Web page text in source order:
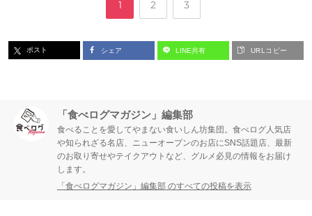
ペ
ジ
1 ペ
ジ
2 ペ
ジ
3
ポスト シェア LINE共有 URLコピー
「食べログマガジン」編集部
食べることを愛してやまない食いしん坊集団。食べログ人気店
や知られざる名店、ニューオープンのお店にSNS話題店、最新
のお取り寄せやテイクアウトなど、グルメ必見の情報をお届け
します。
「食べログマガジン」編集部 のすべての投稿を表示